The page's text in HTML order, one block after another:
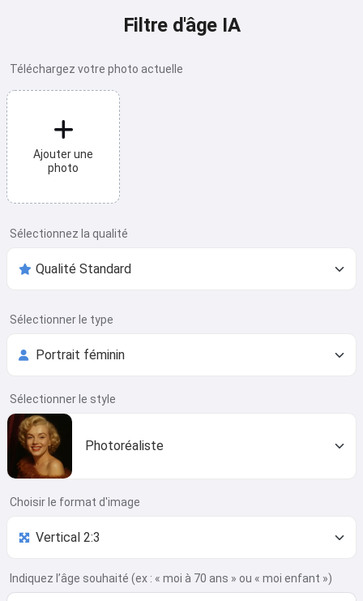
Filtre d'âge IA
Téléchargez votre photo actuelle
Ajouter une
photo
Sélectionnez la qualité
Sélectionner le type
Sélectionner le style
Photoréaliste
Choisir le format d'image
Indiquez l’âge souhaité (ex : « moi à 70 ans » ou « moi enfant »)